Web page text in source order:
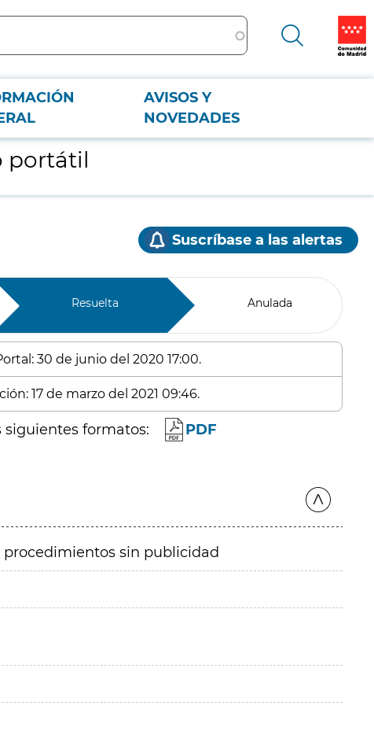
AVISOS Y
NOVEDADES
portátil
Suscríbase a las alertas
Resuelta Anulada
30 de junio del 2020 17:00.
17 de marzo del 2021 09:46.
siguientes formatos: PDF
sin publicidad